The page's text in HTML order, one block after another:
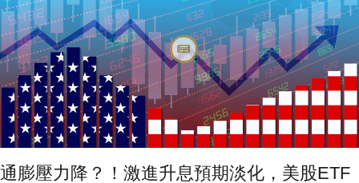
通膨壓力降？！激進升息預期淡化，美股ETF